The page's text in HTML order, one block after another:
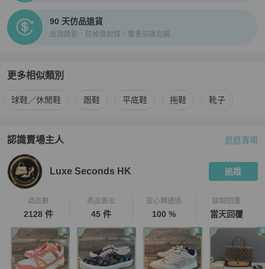
90 天仿品退貨
出貨錄影、防掉換封條、雙重防護包裝
更多相似類別
更多Chanel女鞋 相似商品推薦
球鞋／休閒鞋 跟鞋 平底鞋 拖鞋 靴子
認識賣場主人
PopChill 拍拍圈嚴選賣家
逛逛賣場
Luxe Seconds HK 追蹤
商品數
2128 件
商品售出
45 件
安心購通過
100 %
聊聊回覆
當天回覆